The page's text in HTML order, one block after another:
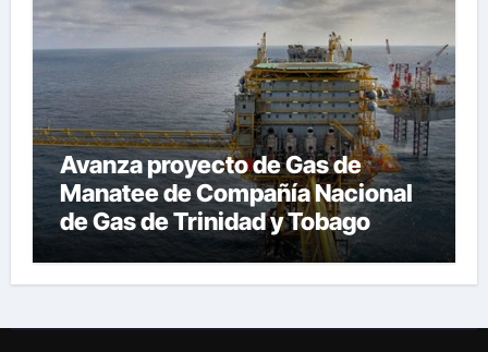
Avanza proyecto de Gas de
Manatee de Compañía Nacional
de Gas de Trinidad y Tobago